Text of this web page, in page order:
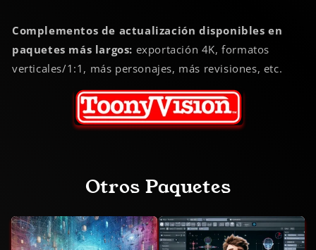
Complementos de actualización disponibles en
paquetes más largos: exportación 4K, formatos
verticales/1:1, más personajes, más revisiones, etc.
Otros Paquetes